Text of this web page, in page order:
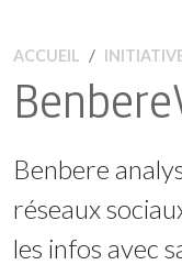
ACCUEIL
Benbere
réseaux
les infos avec